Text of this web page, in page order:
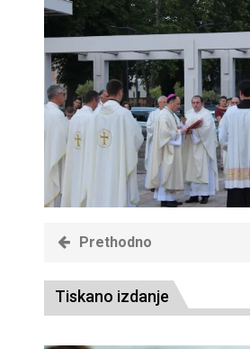
Prethodno
Tiskano izdanje